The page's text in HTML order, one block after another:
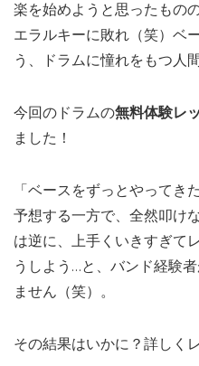
楽を始めようと思ったもの
エラルキーに敗れ（笑）ベ
う、ドラムに憧れをもつ人
今回のドラムの無料体験レ
ました！
「ベースをずっとやってき
予想する一方で、全然叩け
は逆に、上手くいきすぎて
うしよう…と、バンド経験
ません（笑）。
その結果はいかに？詳しく